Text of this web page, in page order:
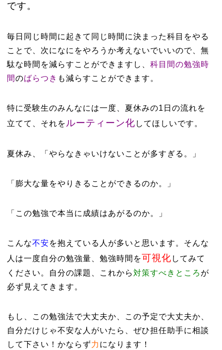
です。
毎日同じ時間に起きて同じ時間に決まった科目をやる
ことで、次になにをやろうか考えないでいいので、無
駄な時間を減らすことができますし、 科目間の勉強時
間のばらつき も減らすことができます。
特に受験生のみんなには一度、夏休みの1日の流れを
立てて、それを ルーティーン化 してほしいです。
夏休み、「やらなきゃいけないことが多すぎる。」
「膨大な量をやりきることができるのか。」
「この勉強で本当に成績はあがるのか。」
こんな不安を抱えている人が多いと思います。そんな
人は一度自分の勉強量、勉強時間を可視化 してみて
ください。自分の課題、これから対策すべきところ が
必ず見えてきます。
もし、この勉強法で大丈夫か、この予定で大丈夫か、
自分だけじゃ不安な人がいたら、ぜひ担任助手に相談
して下さい！かならず力 になります！